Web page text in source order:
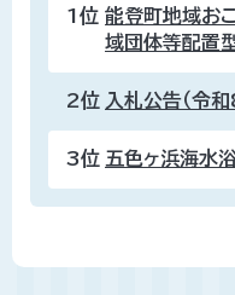
1位 能登町地域お
域団体等配置型
2位 入札公告（令
3位 五色ヶ浜海水